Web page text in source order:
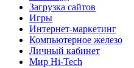
Загрузка сайтов
Игры
Интернет-маркетинг
Компьютерное железо
Личный кабинет
Мир Hi-Tech